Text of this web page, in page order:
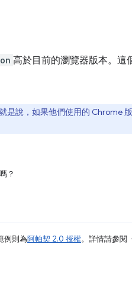
高於目前的瀏覽器版本。這
是說，如果他們使用的 Chrome
？
例則為阿帕契 2.0 授權。詳情請參閱